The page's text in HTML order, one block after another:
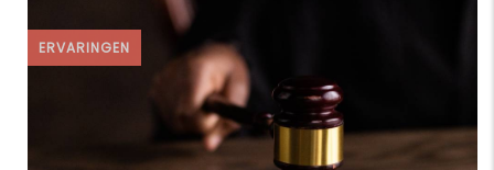
ERVARINGEN